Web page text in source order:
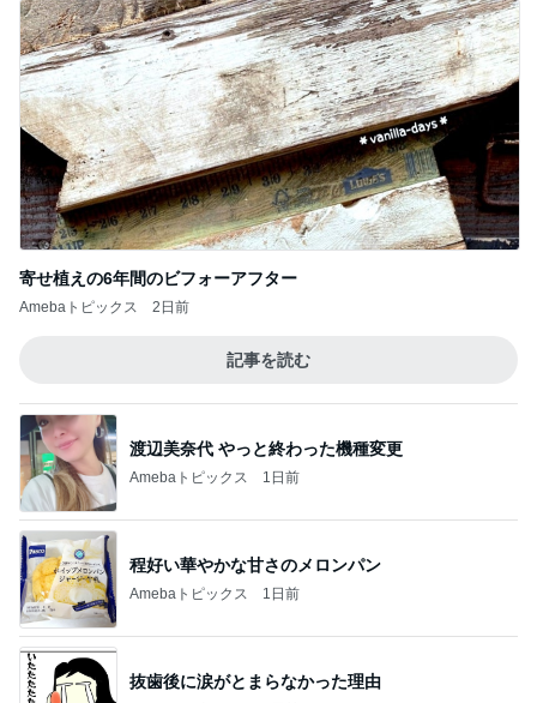
寄せ植えの6年間のビフォーアフター
Amebaトピックス 2日前
記事を読む
渡辺美奈代 やっと終わった機種変更
Amebaトピックス 1日前
程好い華やかな甘さのメロンパン
Amebaトピックス 1日前
抜歯後に涙がとまらなかった理由